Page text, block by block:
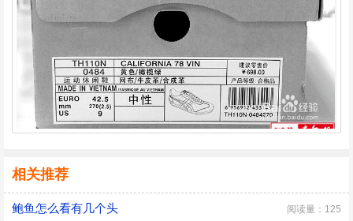
相关推荐
鲍鱼怎么看有几个头 阅读量：125